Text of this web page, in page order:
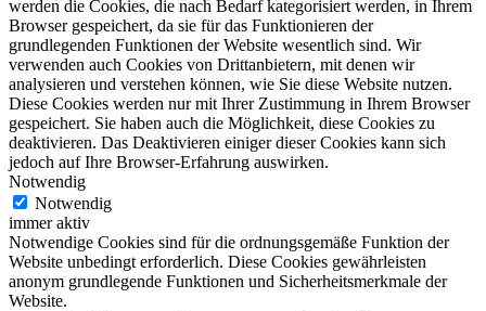
werden die Cookies, die nach Bedarf kategorisiert werden, in Ihrem
Browser gespeichert, da sie für das Funktionieren der
grundlegenden Funktionen der Website wesentlich sind. Wir
verwenden auch Cookies von Drittanbietern, mit denen wir
analysieren und verstehen können, wie Sie diese Website nutzen.
Diese Cookies werden nur mit Ihrer Zustimmung in Ihrem Browser
gespeichert. Sie haben auch die Möglichkeit, diese Cookies zu
deaktivieren. Das Deaktivieren einiger dieser Cookies kann sich
jedoch auf Ihre Browser-Erfahrung auswirken.
Notwendig
Notwendig
immer aktiv
Notwendige Cookies sind für die ordnungsgemäße Funktion der
Website unbedingt erforderlich. Diese Cookies gewährleisten
anonym grundlegende Funktionen und Sicherheitsmerkmale der
Website.